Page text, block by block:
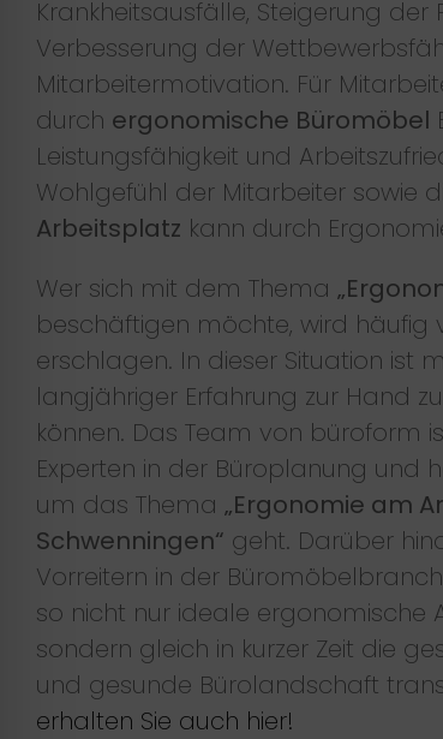
Krankheitsausfälle, Steigerung
Verbesserung der
Mitarbeitermotivation. Für
durch ergonomische Büromöbel
Leistungsfähigkeit und
Wohlgefühl der Mitarbeiter sowie
Arbeitsplatz kann durch
Wer sich mit dem Thema
beschäftigen möchte, wird häufig
erschlagen. In dieser Situation ist
langjähriger Erfahrung zur Hand
können. Das Team von büroform
Experten in der Büroplanung und
um das Thema „Ergonomie am
Schwenningen“ geht. Darüber
Vorreitern in der
so nicht nur ideale ergonomische
sondern gleich in kurzer Zeit die
und gesunde Bürolandschaft
erhalten Sie auch hier!